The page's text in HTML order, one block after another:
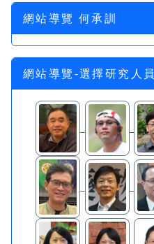
網站導覽 何承訓
網站導覽-選擇研究人員